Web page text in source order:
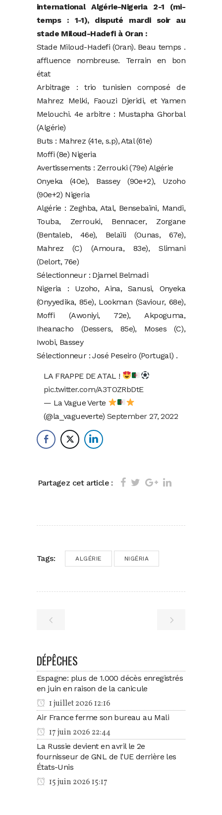
international Algérie-Nigeria 2-1 (mi-
temps : 1-1), disputé mardi soir au
stade Miloud-Hadefi à Oran :
Stade Miloud-Hadefi (Oran). Beau temps .
affluence nombreuse. Terrain en bon
état
Arbitrage : trio tunisien composé de
Mahrez Melki, Faouzi Djeridi, et Yamen
Melouchi. 4e arbitre : Mustapha Ghorbal
(Algérie)
Buts : Mahrez (41e, s.p), Atal (61e)
Moffi (8e) Nigeria
Avertissements : Zerrouki (79e) Algérie
Onyeka (40e), Bassey (90e+2), Uzoho
(90e+2) Nigeria
Algérie : Zeghba, Atal, Bensebaïni, Mandi,
Touba, Zerrouki, Bennacer, Zorgane
(Bentaleb, 46e), Belaïli (Ounas, 67e),
Mahrez (C) (Amoura, 83e), Slimani
(Delort, 76e)
Sélectionneur : Djamel Belmadi
Nigeria : Uzoho, Aina, Sanusi, Onyeka
(Onyyedika, 85e), Lookman (Saviour, 68e),
Moffi (Awoniyi, 72e), Akpoguma,
Iheanacho (Dessers, 85e), Moses (C),
Iwobi, Bassey
Sélectionneur : José Peseiro (Portugal) .
LA FRAPPE DE ATAL !
pic.twitter.com/A3TOZRbDtE
— La Vague Verte
(@la_vagueverte) September 27, 2022
Partagez cet article :
Tags: ALGÉRIE NIGÉRIA
DÉPÊCHES
Espagne: plus de 1.000 décès enregistrés
en juin en raison de la canicule
1 juillet 2026 12:16
Air France ferme son bureau au Mali
17 juin 2026 22:44
La Russie devient en avril le 2e
fournisseur de GNL de l’UE derrière les
États-Unis
15 juin 2026 15:17